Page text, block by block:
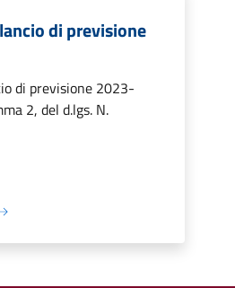
di previsione
di previsione 2023-
2, del d.lgs. N.